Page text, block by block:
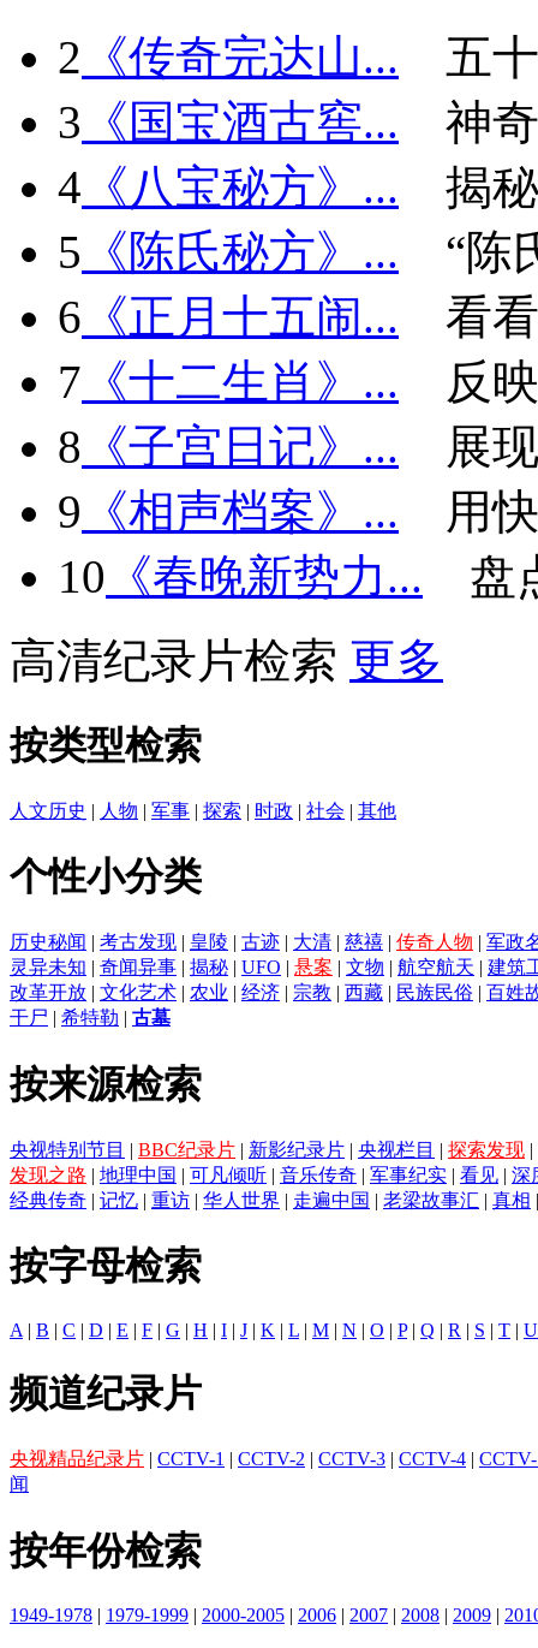
2 《传奇完达山...
五
3 《国宝酒古窖...
神
4 《八宝秘方》...
揭
5 《陈氏秘方》...
“陈
6 《正月十五闹...
看
7 《十二生肖》...
反
8 《子宫日记》...
展
9 《相声档案》...
用
10 《春晚新势力...
盘
高清纪录片检索 更多
按类型检索
人文历史 | 人物 | 军事 | 探索 | 时政 | 社会 | 其他
个性小分类
历史秘闻 | 考古发现 | 皇陵 | 古迹 | 大清 | 慈禧 | 传奇人物 | 军政
灵异未知 | 奇闻异事 | 揭秘 | UFO | 悬案 | 文物 | 航空航天 | 建筑
改革开放 | 文化艺术 | 农业 | 经济 | 宗教 | 西藏 | 民族民俗 | 百姓
干尸 | 希特勒 | 古墓
按来源检索
央视特别节目 | BBC纪录片 | 新影纪录片 | 央视栏目 | 探索发现 |
发现之路 | 地理中国 | 可凡倾听 | 音乐传奇 | 军事纪实 | 看见 | 深
经典传奇 | 记忆 | 重访 | 华人世界 | 走遍中国 | 老梁故事汇 | 真相
按字母检索
A | B | C | D | E | F | G | H | I | J | K | L | M | N | O | P| Q | R | S | T | U
频道纪录片
央视精品纪录片 | CCTV-1 | CCTV-2 | CCTV-3 | CCTV-4 |
闻
按年份检索
1949-1978 | 1979-1999 | 2000-2005 | 2006 | 2007 | 2008 | 2009 |